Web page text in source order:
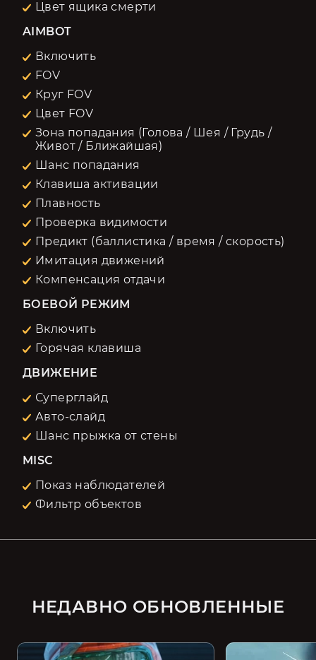
Цвет ящика смерти
AIMBOT
Включить
FOV
Круг FOV
Цвет FOV
Зона попадания (Голова / Шея / Грудь /
Живот / Ближайшая)
Шанс попадания
Клавиша активации
Плавность
Проверка видимости
Предикт (баллистика / время / скорость)
Имитация движений
Компенсация отдачи
БОЕВОЙ РЕЖИМ
Включить
Горячая клавиша
ДВИЖЕНИЕ
Суперглайд
Авто-слайд
Шанс прыжка от стены
MISC
Показ наблюдателей
Фильтр объектов
НЕДАВНО ОБНОВЛЕННЫЕ